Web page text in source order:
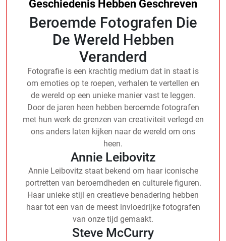
Geschiedenis Hebben Geschreven
Beroemde Fotografen Die
De Wereld Hebben
Veranderd
Fotografie is een krachtig medium dat in staat is
om emoties op te roepen, verhalen te vertellen en
de wereld op een unieke manier vast te leggen.
Door de jaren heen hebben beroemde fotografen
met hun werk de grenzen van creativiteit verlegd en
ons anders laten kijken naar de wereld om ons
heen.
Annie Leibovitz
Annie Leibovitz staat bekend om haar iconische
portretten van beroemdheden en culturele figuren.
Haar unieke stijl en creatieve benadering hebben
haar tot een van de meest invloedrijke fotografen
van onze tijd gemaakt.
Steve McCurry